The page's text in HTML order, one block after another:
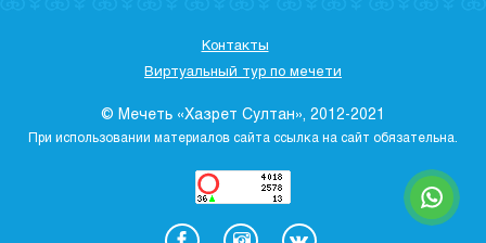
Контакты
Виртуальный тур по мечети
© Мечеть «Хазрет Султан», 2012-2021
При использовании материалов сайта ссылка на сайт обязательна.